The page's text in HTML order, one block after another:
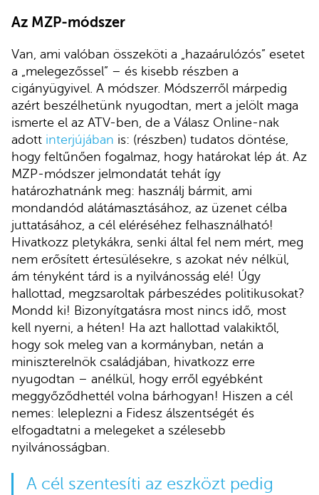
Az MZP-módszer
Van, ami valóban összeköti a „hazaárulózós” esetet
a „melegezőssel” – és kisebb részben a
cigányügyivel. A módszer. Módszerről márpedig
azért beszélhetünk nyugodtan, mert a jelölt maga
ismerte el az ATV-ben, de a Válasz Online-nak
adott interjújában is: (részben) tudatos döntése,
hogy feltűnően fogalmaz, hogy határokat lép át. Az
MZP-módszer jelmondatát tehát így
határozhatnánk meg: használj bármit, ami
mondandód alátámasztásához, az üzenet célba
juttatásához, a cél eléréséhez felhasználható!
Hivatkozz pletykákra, senki által fel nem mért, meg
nem erősített értesülésekre, s azokat név nélkül,
ám tényként tárd is a nyilvánosság elé! Úgy
hallottad, megzsaroltak párbeszédes politikusokat?
Mondd ki! Bizonyítgatásra most nincs idő, most
kell nyerni, a héten! Ha azt hallottad valakiktől,
hogy sok meleg van a kormányban, netán a
miniszterelnök családjában, hivatkozz erre
nyugodtan – anélkül, hogy erről egyébként
meggyőződhettél volna bárhogyan! Hiszen a cél
nemes: leleplezni a Fidesz álszentségét és
elfogadtatni a melegeket a szélesebb
nyilvánosságban.
A cél szentesíti az eszközt pedig